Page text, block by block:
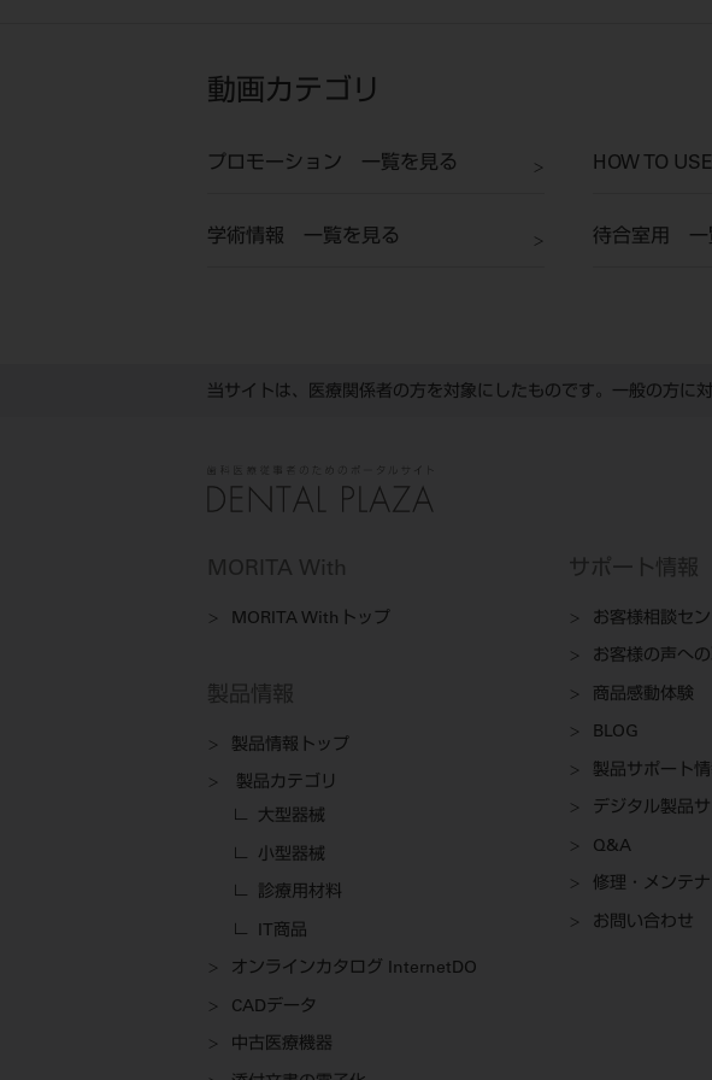
動画カテゴリ
プロモーション 一覧を見る HOW TO
学術情報 一覧を見る 待合室用 一
当サイトは、医療関係者の方を対象にしたものです。一般の方に
MORITA With
MORITA Withトップ
製品情報
製品情報トップ
製品カテゴリ
大型器械
小型器械
診療用材料
IT商品
オンラインカタログ InternetDO
CADデータ
中古医療機器
サポート情報
お客様相談セ
お客様の声へ
商品感動体験
BLOG
製品サポート
デジタル製品
Q&A
修理・メンテ
お問い合わせ